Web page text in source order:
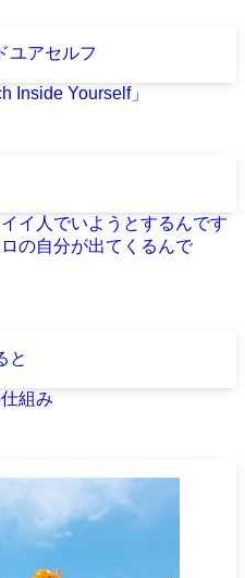
Inside Yourself」
イ人でいようとするんです
の自分が出てくるんで
組み